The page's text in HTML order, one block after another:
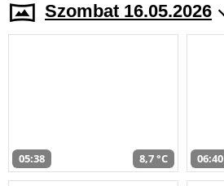
Szombat 16.05.2026
05:38 8,7 °C 06:40